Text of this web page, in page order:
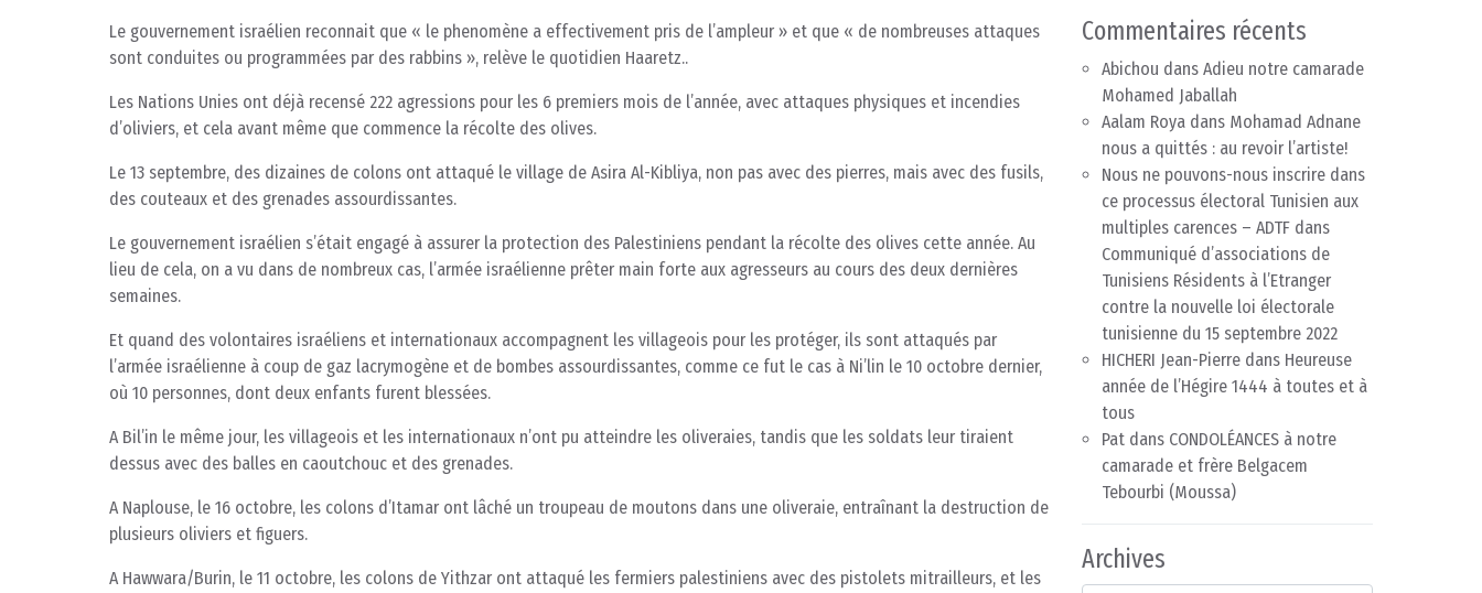
Le gouvernement israélien reconnait que « le phenomène a effectivement pris de l’ampleur » et que « de nombreuses attaques
sont conduites ou programmées par des rabbins », relève le quotidien Haaretz..
Les Nations Unies ont déjà recensé 222 agressions pour les 6 premiers mois de l’année, avec attaques physiques et incendies
d’oliviers, et cela avant même que commence la récolte des olives.
Le 13 septembre, des dizaines de colons ont attaqué le village de Asira Al-Kibliya, non pas avec des pierres, mais avec des fusils,
des couteaux et des grenades assourdissantes.
Le gouvernement israélien s’était engagé à assurer la protection des Palestiniens pendant la récolte des olives cette année. Au
lieu de cela, on a vu dans de nombreux cas, l’armée israélienne prêter main forte aux agresseurs au cours des deux dernières
semaines.
Et quand des volontaires israéliens et internationaux accompagnent les villageois pour les protéger, ils sont attaqués par
l’armée israélienne à coup de gaz lacrymogène et de bombes assourdissantes, comme ce fut le cas à Ni’lin le 10 octobre dernier,
où 10 personnes, dont deux enfants furent blessées.
A Bil’in le même jour, les villageois et les internationaux n’ont pu atteindre les oliveraies, tandis que les soldats leur tiraient
dessus avec des balles en caoutchouc et des grenades.
A Naplouse, le 16 octobre, les colons d’Itamar ont lâché un troupeau de moutons dans une oliveraie, entraînant la destruction de
plusieurs oliviers et figuers.
A Hawwara/Burin, le 11 octobre, les colons de Yithzar ont attaqué les fermiers palestiniens avec des pistolets mitrailleurs, et les
Commentaires récents
Abichou dans Adieu notre camarade
Mohamed Jaballah
Aalam Roya dans Mohamad Adnane
nous a quittés : au revoir l’artiste!
Nous ne pouvons-nous inscrire dans
ce processus électoral Tunisien aux
multiples carences – ADTF dans
Communiqué d’associations de
Tunisiens Résidents à l’Etranger
contre la nouvelle loi électorale
tunisienne du 15 septembre 2022
HICHERI Jean-Pierre dans Heureuse
année de l’Hégire 1444 à toutes et à
tous
Pat dans CONDOLÉANCES à notre
camarade et frère Belgacem
Tebourbi (Moussa)
Archives